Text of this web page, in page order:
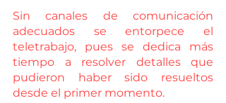
Sin canales de comunicación
adecuados se entorpece el
teletrabajo, pues se dedica más
tiempo a resolver detalles que
pudieron haber sido resueltos
desde el primer momento.